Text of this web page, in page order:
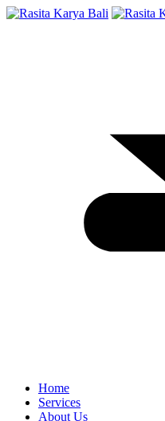
Home
Services
About Us